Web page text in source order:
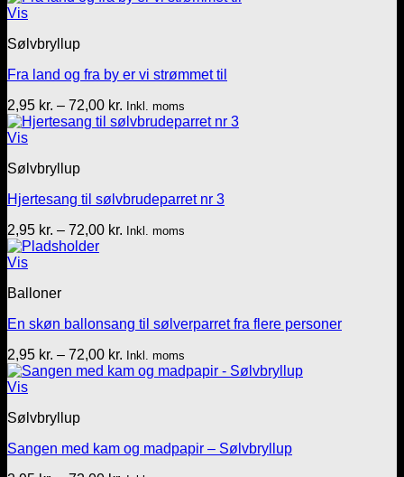
Vis
Sølvbryllup
Fra land og fra by er vi strømmet til
2,95 kr. – 72,00 kr. Prisinterval:
2,95 kr.
Inkl. moms
Vis
Sølvbryllup
Hjertesang til sølvbrudeparret nr 3
2,95 kr. – 72,00 kr. Prisinterval:
Inkl. moms
Vis
Balloner
En skøn ballonsang til sølverparret fra flere personer
2,95 kr. – 72,00 kr. Prisinterval:
2,95 kr.
Inkl. moms
Vis
Sølvbryllup
Sangen med kam og madpapir – Sølvbryllup